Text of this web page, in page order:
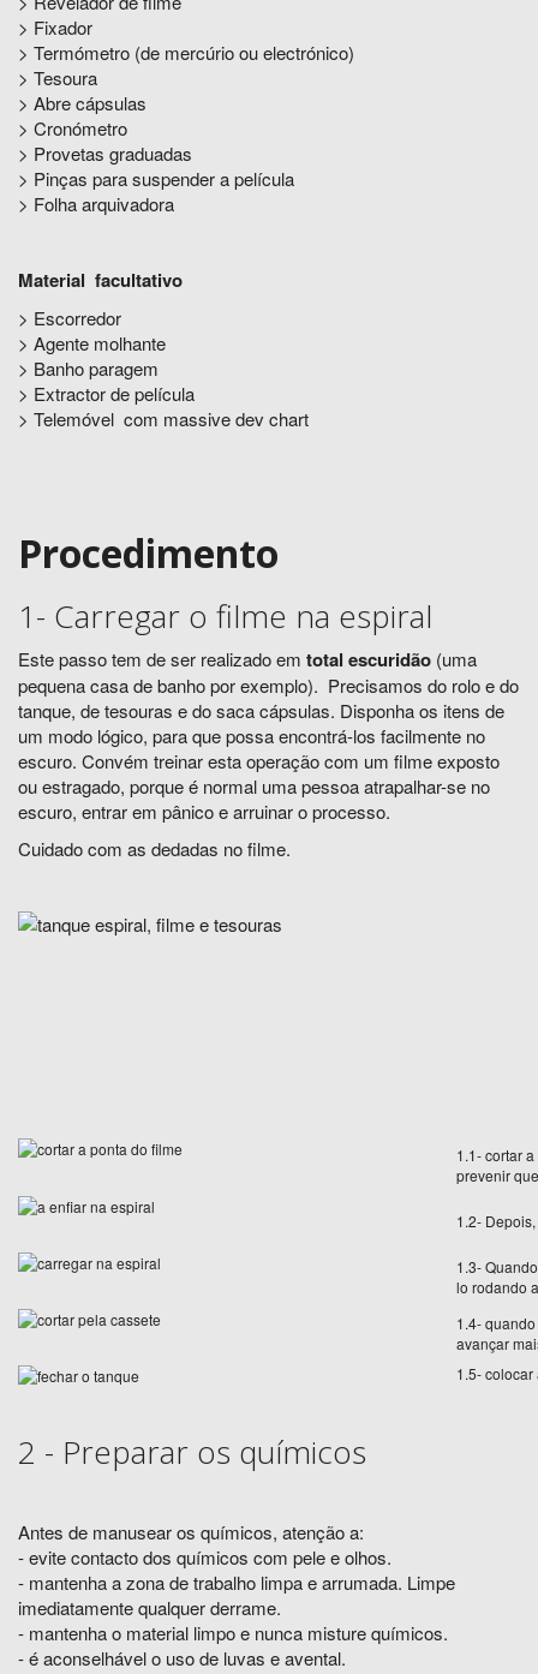
> Fixador
> Termómetro (de mercúrio ou electrónico)
> Tesoura
> Abre cápsulas
> Cronómetro
> Provetas graduadas
> Pinças para suspender a película
> Folha arquivadora
Material facultativo
> Escorredor
> Agente molhante
> Banho paragem
> Extractor de película
> Telemóvel com massive dev chart
Procedimento
1- Carregar o filme na espiral
Este passo tem de ser realizado em total escuridão (uma
pequena casa de banho por exemplo). Precisamos do rolo e do
tanque, de tesouras e do saca cápsulas. Disponha os itens de
um modo lógico, para que possa encontrá-los facilmente no
escuro. Convém treinar esta operação com um filme exposto
ou estragado, porque é normal uma pessoa atrapalhar-se no
escuro, entrar em pânico e arruinar o processo.
Cuidado com as dedadas no filme.
1.1- cortar
prevenir
1.2-
1.3-
lo rodando
1.4-
avançar
1.5-
2 - Preparar os químicos
Antes de manusear os químicos, atenção a:
- evite contacto dos químicos com pele e olhos.
- mantenha a zona de trabalho limpa e arrumada. Limpe
imediatamente qualquer derrame.
- mantenha o material limpo e nunca misture químicos.
- é aconselhável o uso de luvas e avental.